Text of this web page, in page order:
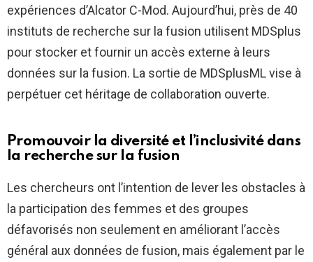
expériences d’Alcator C-Mod. Aujourd’hui, près de 40
instituts de recherche sur la fusion utilisent MDSplus
pour stocker et fournir un accès externe à leurs
données sur la fusion. La sortie de MDSplusML vise à
perpétuer cet héritage de collaboration ouverte.
Promouvoir la diversité et l’inclusivité dans
la recherche sur la fusion
Les chercheurs ont l’intention de lever les obstacles à
la participation des femmes et des groupes
défavorisés non seulement en améliorant l’accès
général aux données de fusion, mais également par le